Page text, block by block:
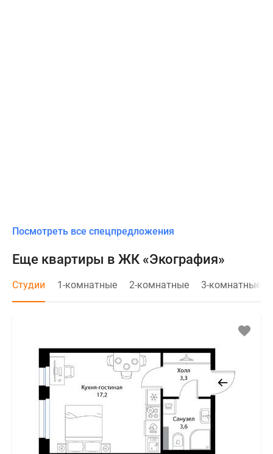
Посмотреть все спецпредложения
Еще квартиры в ЖК «Экография»
Студии 1-комнатные 2-комнатные 3-комнатные